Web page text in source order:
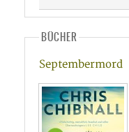
BÜCHER
Septembermord